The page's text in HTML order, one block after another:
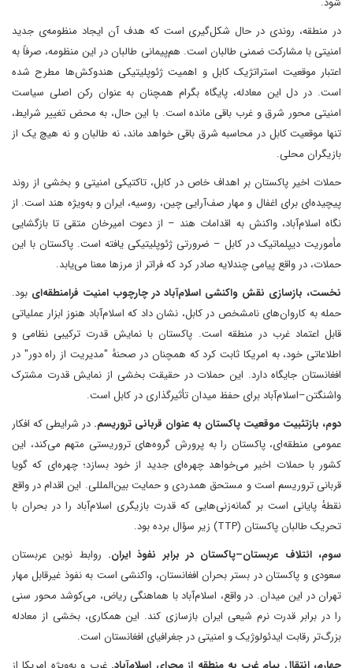
در منطقه، روندی در حال شکل‌گیری است که هدف آن ایجاد منظومه‌ی جدید
امنیتی با مشارکت ضمنی طالبان است. هم‌پیمانی طالبان در این منظومه، صرفاً به
اعتبار موقعیت استراتژیک کابل و اهمیت ژئوپلیتیکی هندوکش‌ها مطرح شده
است. در دل این معادله، پایگاه بگرام همچنان به عنوان رکن اصلی سیاست
امنیتی محور شرق و غرب باقی مانده است. با این حال، به محض تغییر شرایط،
تنها موقعیت کابل در محاسبه شرق باقی خواهد ماند، نه طالبان و نه هیچ یک از
بازیگران محلی.
حملات اخیر پاکستان بر اهداف خاص در کابل، تاکتیکی امنیتی و بخشی از روند
پیچیده‌ای برای اغفال و مهار صف‌آرایی چین، روسیه، ایران و به‌ویژه هند است. از
نگاه اسلام‌آباد، واکنش به اقدامات هند – از دعوت امیرخان متقی تا بازگشایی
مأموریت دیپلماتیک در کابل – ضرورتی ژئوپلیتیکی یافته است. پاکستان با این
حملات، در واقع پیامی چندلایه صادر کرد که فراتر از مرزها معنا می‌یابد.
نخست، بازسازی نقش واکنشی اسلام‌آباد در چارچوب امنیت فرامنطقه‌ای بود.
حمله به کاروان‌های نامشخص در کابل، نشان داد که اسلام‌آباد هنوز ابزار عملیاتی
قابل اعتماد غرب در منطقه است. پاکستان با نمایش قدرت ترکیبی نظامی و
اطلاعاتی خود، به امریکا ثابت کرد که همچنان در صحنهٔ "مدیریت از راه دور" در
افغانستان جایگاه دارد. این حملات در حقیقت بخشی از نمایش قدرت مشترک
واشنگتن–اسلام‌آباد برای حفظ میدان تأثیرگذاری در کابل است.
دوم، بازتثبیت موقعیت پاکستان به عنوان قربانی تروریسم. در شرایطی که افکار
عمومی منطقه‌ای، پاکستان را به پرورش گروه‌های تروریستی متهم می‌کند، این
کشور با حملات اخیر می‌خواهد چهره‌ای جدید از خود بسازد؛ چهره‌ای که گویا
قربانی تروریسم است و مستحق همدردی و حمایت بین‌المللی. این اقدام در واقع
نقطهٔ پایانی است بر گمانه‌زنی‌هایی که قدرت بازیگری اسلام‌آباد را در بحران با
تحریک طالبان پاکستان (TTP) زیر سؤال برده بود.
سوم، ائتلاف عربستان–پاکستان در برابر نفوذ ایران. روابط نوین عربستان
سعودی و پاکستان در بستر بحران افغانستان، واکنشی است به نفوذ غیرقابل مهار
تهران در این میدان. در واقع، اسلام‌آباد با هماهنگی ریاض، می‌کوشد محور سنی
را در برابر قدرت نرم شیعی ایران بازسازی کند. این همکاری، بخشی از معادله
بزرگ‌تر رقابت ایدئولوژیک و امنیتی در جغرافیای افغانستان است.